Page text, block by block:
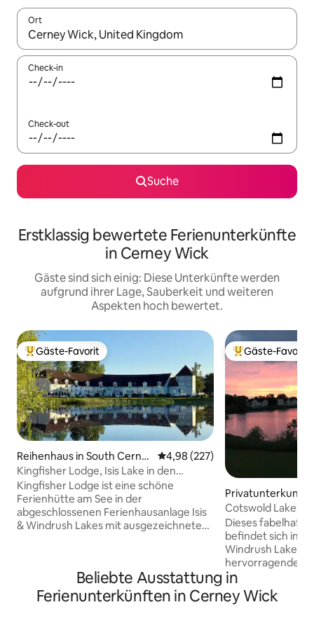
Ort
Wenn Ergebnisse verfügbar sind, navigiere mit den
Check-in
Check-out
Suche
Erstklassig bewertete Ferienunterkünfte
in Cerney Wick
Gäste sind sich einig: Diese Unterkünfte werden
aufgrund ihrer Lage, Sauberkeit und weiteren
Aspekten hoch bewertet.
Beliebter Gäste-Favorit.
Gäste-Favorit
Reihenhaus in South Cerne
y
Durchschnittliche Bewertung:
4,98 (227)
Kingfisher Lodge, Isis Lake in den
Cotswold Lakes
Kingfisher Lodge ist eine schöne
Ferienhütte am See in der
abgeschlossenen Ferienhausanlage Isis
& Windrush Lakes mit ausgezeichneten
bis zu 6 Personen in 3 Schlafzimmern, 3
Badezimmern und einem schönen
Terrassenbereich mit Grill. Ideal für
Beliebter Gäste-
Gäste-Favorit
Privatunterkunft
erney
Cotswold
Lake Nr. 16
Dieses fabelhafte
befindet sich in
Windrush Lake.
hervorragende
direkt vor der
Zentralheizung,
Waschmaschine/
Beliebte Ausstattung in
Ferienunterkünften in Cerney Wick